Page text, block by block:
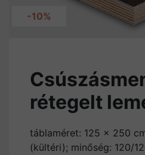
rétegelt
táblaméret: 125 x 250
(kültéri); minőség: 120/
-10%